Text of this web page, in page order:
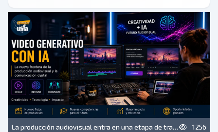
La producción audiovisual entra en una etapa de trabajo híbrido entre creatividad humana, IA generativa y criterio profesional. 1256